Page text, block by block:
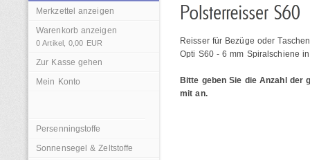
Merkzettel anzeigen
Warenkorb anzeigen
0 Artikel,0,00 EUR
Zur Kasse gehen
Mein Konto
Persenningstoffe
Sonnensegel & Zeltstoffe
Reisser für Bezüge oder
Opti S60 - 6 mm Spiralschiene
Bitte geben Sie die Anzahl der
mit an.